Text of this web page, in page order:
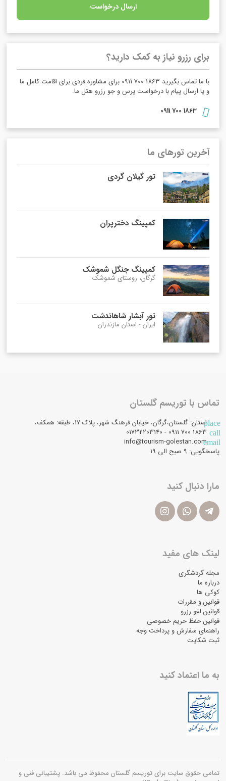
ارسال درخواست
برای رزرو نیاز به کمک دارید؟
با ما تماس بگیرید 1863 700 0911 برای مشاوره فردی برای اقامت کامل ما
و یا ارسال پیام با درخواست پرس و جو رزرو هتل ما.
1863 700 0911
آخرین تورهای ما
تور گیلان گردی
کمپینگ دخترپران
کمپینگ جنگل شموشک
گرگان، روستای شموشک
تور آبشار شاهاندشت
ایران - استان مازندران
تماس با توریسم گلستان
placeاستان: گلستان،گرگان، خیابان فرهنگ شهر، پلاک 17، طبقه: همکف،
call
email
info@tourism-golestan.com
پاسخگویی: ۹ صبح الی 19
مارا دنبال کنید
لینک های مفید
مجله گردشگری
درباره ما
کوکی ها
قوانین و مقررات
قوانین لغو رزرو
قوانین حفظ حریم خصوصی
راهنمای سفارش و پرداخت وجه
ثبت شکایت
به ما اعتماد کنید
تمامی حقوق سایت برای توریسم گلستان محفوظ می باشد. پشتیبانی فنی و